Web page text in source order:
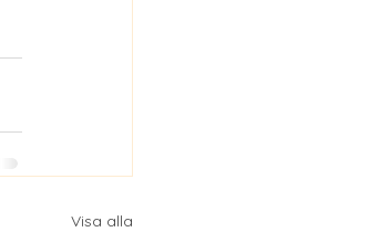
Visa alla